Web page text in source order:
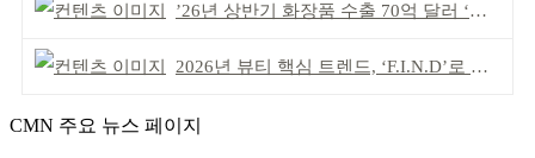
’26년 상반기 화장품 수출 70억 달러 ‘역대 최고’
2026년 뷰티 핵심 트렌드, ‘F.I.N.D’로 읽는다
CMN 주요 뉴스 페이지